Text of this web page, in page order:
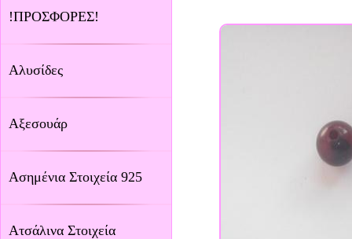
!ΠΡΟΣΦΟΡΕΣ!
Αλυσίδες
Αξεσουάρ
Ασημένια Στοιχεία 925
Ατσάλινα Στοιχεία